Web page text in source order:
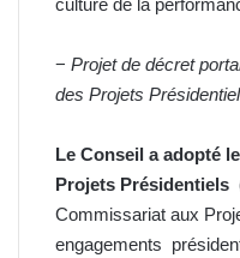
− Projet de décret
des Projets
Le Conseil a adopté
Projets Présidentiels
Commissariat aux
engagements